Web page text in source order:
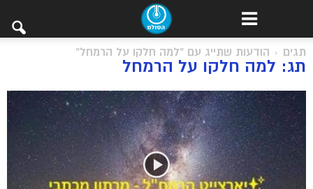
תגים הודעות שתייג עם "למה חלקו על הרמחל"
תג: למה חלקו על הרמחל